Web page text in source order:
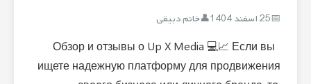
25 اسفند 1404 خانم دبیقی
Обзор и отзывы о Up X Media 💻📈 Если вы
ищете надежную платформу для продвижения